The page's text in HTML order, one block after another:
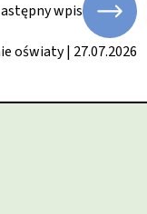
wpis
oświaty | 27.07.2026